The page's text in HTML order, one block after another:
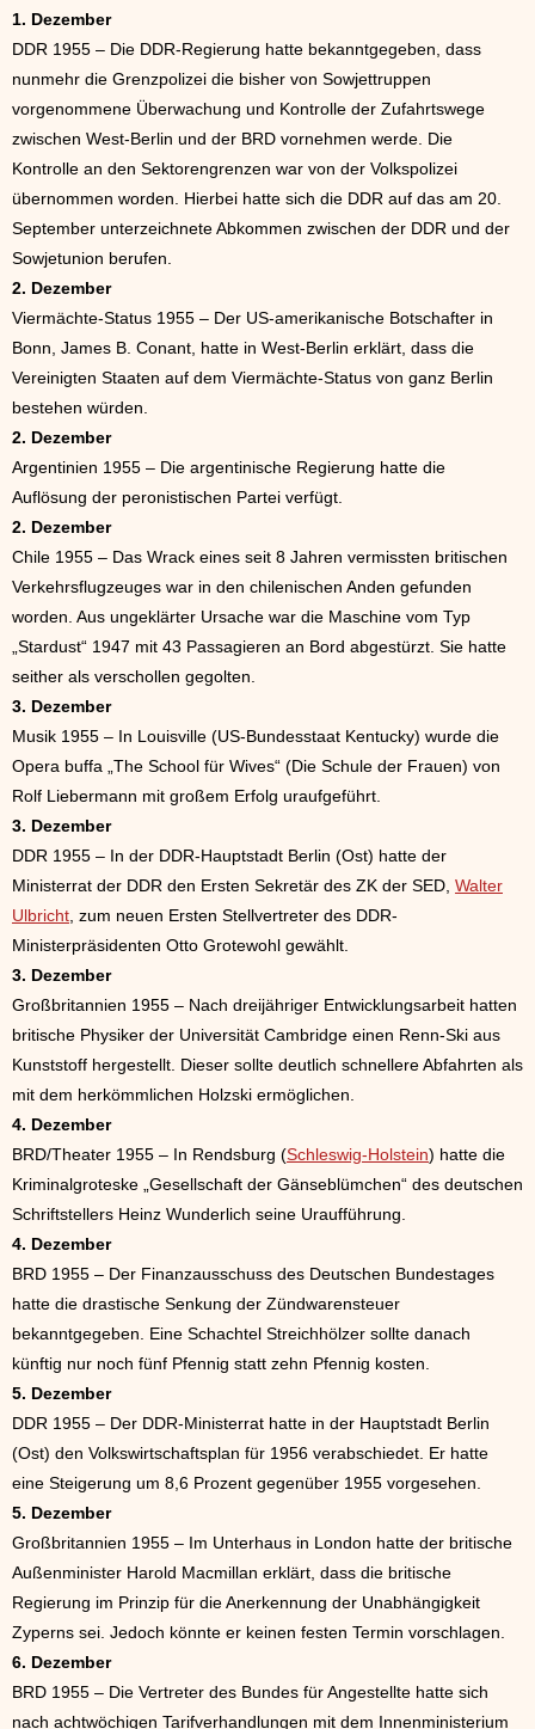
1. Dezember
DDR 1955 – Die DDR-Regierung hatte bekanntgegeben, dass
nunmehr die Grenzpolizei die bisher von Sowjettruppen
vorgenommene Überwachung und Kontrolle der Zufahrtswege
zwischen West-Berlin und der BRD vornehmen werde. Die
Kontrolle an den Sektorengrenzen war von der Volkspolizei
übernommen worden. Hierbei hatte sich die DDR auf das am 20.
September unterzeichnete Abkommen zwischen der DDR und der
Sowjetunion berufen.
2. Dezember
Viermächte-Status 1955 – Der US-amerikanische Botschafter in
Bonn, James B. Conant, hatte in West-Berlin erklärt, dass die
Vereinigten Staaten auf dem Viermächte-Status von ganz Berlin
bestehen würden.
2. Dezember
Argentinien 1955 – Die argentinische Regierung hatte die
Auflösung der peronistischen Partei verfügt.
2. Dezember
Chile 1955 – Das Wrack eines seit 8 Jahren vermissten britischen
Verkehrsflugzeuges war in den chilenischen Anden gefunden
worden. Aus ungeklärter Ursache war die Maschine vom Typ
„Stardust“ 1947 mit 43 Passagieren an Bord abgestürzt. Sie hatte
seither als verschollen gegolten.
3. Dezember
Musik 1955 – In Louisville (US-Bundesstaat Kentucky) wurde die
Opera buffa „The School für Wives“ (Die Schule der Frauen) von
Rolf Liebermann mit großem Erfolg uraufgeführt.
3. Dezember
DDR 1955 – In der DDR-Hauptstadt Berlin (Ost) hatte der
Ministerrat der DDR den Ersten Sekretär des ZK der SED, Walter
Ulbricht , zum neuen Ersten Stellvertreter des DDR-
Ministerpräsidenten Otto Grotewohl gewählt.
3. Dezember
Großbritannien 1955 – Nach dreijähriger Entwicklungsarbeit hatten
britische Physiker der Universität Cambridge einen Renn-Ski aus
Kunststoff hergestellt. Dieser sollte deutlich schnellere Abfahrten als
mit dem herkömmlichen Holzski ermöglichen.
4. Dezember
BRD/Theater 1955 – In Rendsburg (Schleswig-Holstein) hatte die
Kriminalgroteske „Gesellschaft der Gänseblümchen“ des deutschen
Schriftstellers Heinz Wunderlich seine Uraufführung.
4. Dezember
BRD 1955 – Der Finanzausschuss des Deutschen Bundestages
hatte die drastische Senkung der Zündwarensteuer
bekanntgegeben. Eine Schachtel Streichhölzer sollte danach
künftig nur noch fünf Pfennig statt zehn Pfennig kosten.
5. Dezember
DDR 1955 – Der DDR-Ministerrat hatte in der Hauptstadt Berlin
(Ost) den Volkswirtschaftsplan für 1956 verabschiedet. Er hatte
eine Steigerung um 8,6 Prozent gegenüber 1955 vorgesehen.
5. Dezember
Großbritannien 1955 – Im Unterhaus in London hatte der britische
Außenminister Harold Macmillan erklärt, dass die britische
Regierung im Prinzip für die Anerkennung der Unabhängigkeit
Zyperns sei. Jedoch könnte er keinen festen Termin vorschlagen.
6. Dezember
BRD 1955 – Die Vertreter des Bundes für Angestellte hatte sich
nach achtwöchigen Tarifverhandlungen mit dem Innenministerium